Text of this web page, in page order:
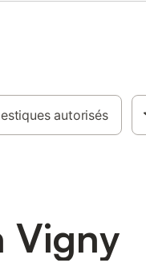
autorisés
Vigny